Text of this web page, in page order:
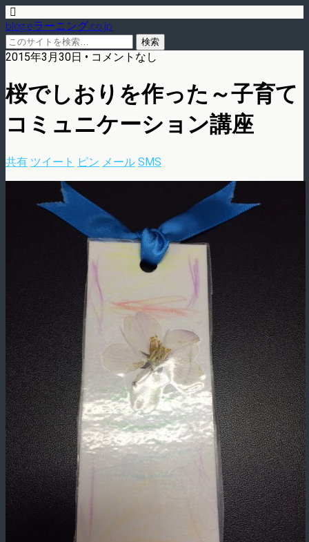
blog.eラーニング.co.jp
2015年3月30日 • コメントなし
桜でしおりを作った～子育て
コミュニケーション講座
共有 ツイート ピン メール SMS